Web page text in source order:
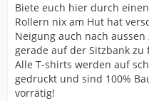
Biete euch hier durch
Rollern nix am Hut hat
Neigung auch nach
gerade auf der Sitzbank zu
Alle T-shirts werden auf
gedruckt und sind 100%
vorrätig!